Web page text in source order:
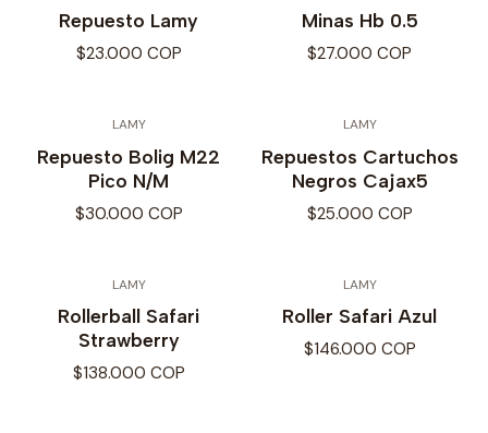
Repuesto Lamy
$23.000 COP
Minas Hb 0.5
$27.000 COP
LAMY
Repuesto Bolig M22
Pico N/M
$30.000 COP
LAMY
Repuestos Cartuchos
Negros Cajax5
$25.000 COP
LAMY
Rollerball Safari
Strawberry
$138.000 COP
LAMY
Roller Safari Azul
$146.000 COP